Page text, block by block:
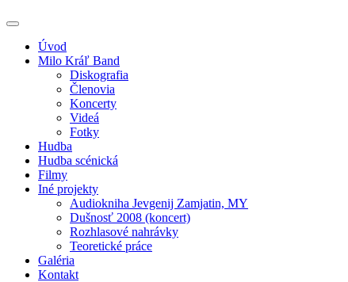
Úvod
Milo Kráľ Band
Diskografia
Členovia
Koncerty
Videá
Fotky
Hudba
Hudba scénická
Filmy
Iné projekty
Audiokniha Jevgenij Zamjatin, MY
Dušnosť 2008 (koncert)
Rozhlasové nahrávky
Teoretické práce
Galéria
Kontakt